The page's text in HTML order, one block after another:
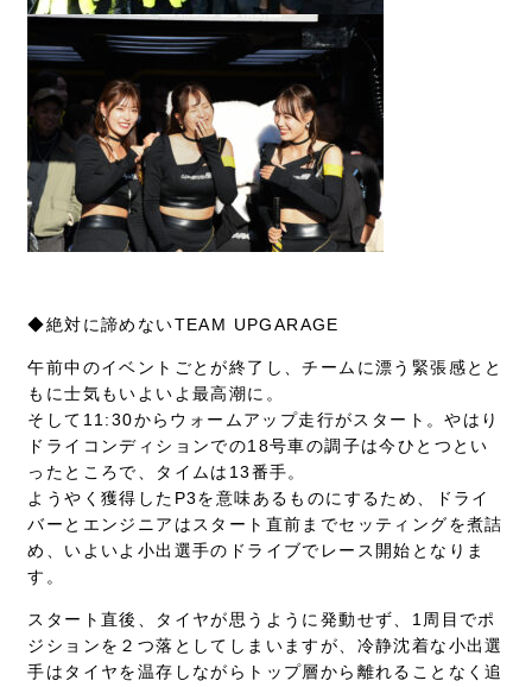
◆絶対に諦めないTEAM UPGARAGE
午前中のイベントごとが終了し、チームに漂う緊張感とと
もに士気もいよいよ最高潮に。
そして11:30からウォームアップ走行がスタート。やはり
ドライコンディションでの18号車の調子は今ひとつとい
ったところで、タイムは13番手。
ようやく獲得したP3を意味あるものにするため、ドライ
バーとエンジニアはスタート直前までセッティングを煮詰
め、いよいよ小出選手のドライブでレース開始となりま
す。
スタート直後、タイヤが思うように発動せず、1周目でポ
ジションを２つ落としてしまいますが、冷静沈着な小出選
手はタイヤを温存しながらトップ層から離れることなく追